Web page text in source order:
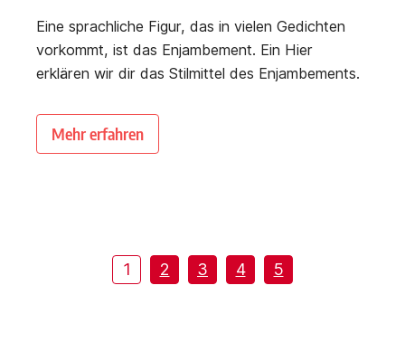
Eine sprachliche Figur, das in vielen Gedichten
vorkommt, ist das Enjambement. Ein Hier
erklären wir dir das Stilmittel des Enjambements.
Mehr erfahren
1 2 3 4 5